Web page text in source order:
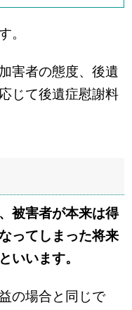
。
害者の態度、後遺
じて後遺症慰謝料
被害者が本来は得
ってしまった将来
いいます。
の場合と同じで